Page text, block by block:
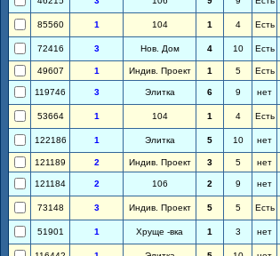
85560 1 104 1 4 Есть
72416 3 Нов. Дом 4 10 Есть
49607 1 Индив. Проект 1 5 Есть
119746 3 Элитка 6 9 нет
53664 1 104 1 4 Есть
122186 1 Элитка 5 10 нет
121189 2 Индив. Проект 3 5 нет
121184 2 106 2 9 нет
73148 3 Индив. Проект 5 5 Есть
51901 1 Хруще -вка 1 3 нет